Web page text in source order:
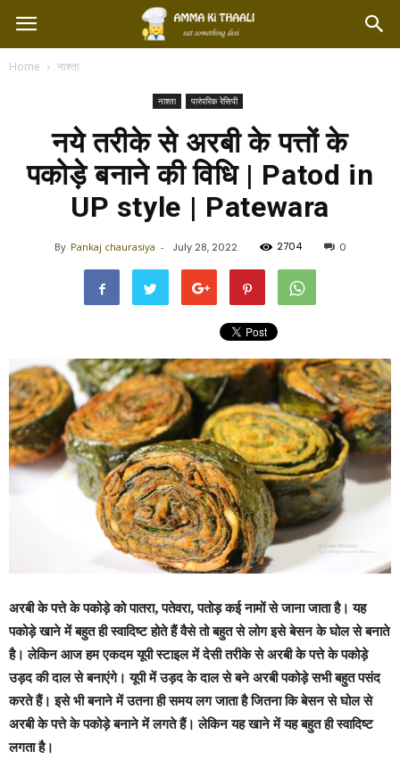
Home नाश्ता
नाश्ता पारंपरिक रेसिपी
नये तरीके से अरबी के पत्तों के
पकोड़े बनाने की विधि | Patod in
UP style | Patewara
By Pankaj chaurasiya - July 28, 2022 2704 0
अरबी के पत्ते के पकोड़े को पातरा, पतेवरा, पतोड़ कई नामों से जाना जाता है। यह
पकोड़े खाने में बहुत ही स्वादिष्ट होते हैं वैसे तो बहुत से लोग इसे बेसनकेघोल से बनाते
है। लेकिन आज हम एकदम यूपी स्टाइल में देसी तरीके से अरबी के पत्ते के पकोड़े
उड़द की दाल से बनाएंगे। यूपी में उड़द के दाल से बने अरबी पकोड़े सभी बहुत पसंद
करते हैं। इसे भी बनाने में उतना ही समय लग जाता है जितना कि बेसन से घोल से
अरबी के पत्ते के पकोड़े बनाने में लगते हैं। लेकिन यह खाने में यह बहुत ही स्वादिष्ट
लगता है।